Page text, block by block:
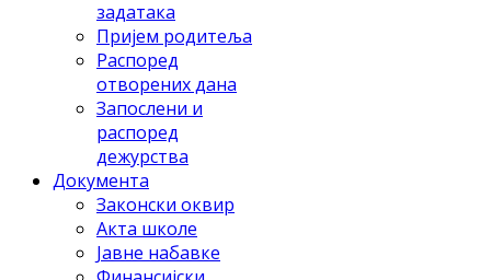
задатака
Пријем родитеља
Распоред
отворених дана
Запослени и
распоред
дежурства
Документа
Законски оквир
Акта школе
Јавне набавке